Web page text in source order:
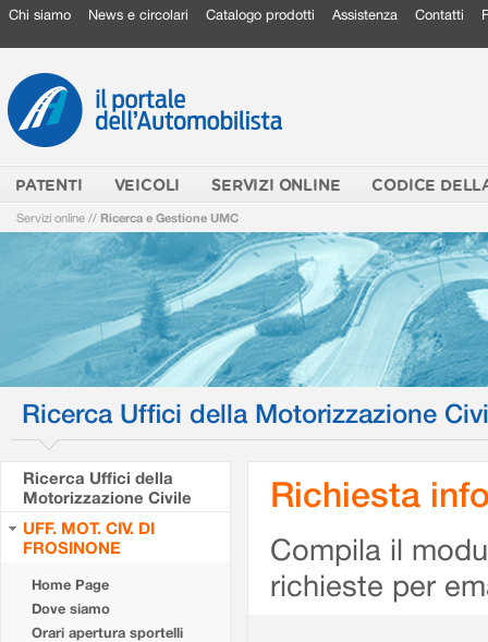
Chi siamo News e circolari Catalogo prodotti Assistenza Contatti
PATENTI VEICOLI SERVIZI ONLINE CODICE
Servizi online // Ricerca e Gestione UMC
Ricerca Uffici della Motorizzazione
Ricerca Uffici della
Motorizzazione Civile
UFF. MOT. CIV. DI
FROSINONE
Home Page
Dove siamo
Orari apertura sportelli
Richiesta
Compila il
richieste per